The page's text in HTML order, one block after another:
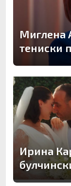
Миглена
тениски
Ирина